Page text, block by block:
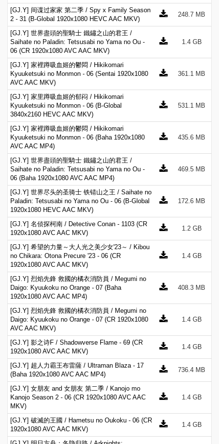
[GJ.Y] 间谍过家家 第二季 / Spy x Family Season
2 - 31 (B-Global 1920x1080 HEVC AAC MKV)
248.7 MB
[GJ.Y] 世界盡頭的聖騎士 鐵鏽之山的君王 /
Saihate no Paladin: Tetsusabi no Yama no Ou -
06 (CR 1920x1080 AVC AAC MKV)
1.4 GB
[GJ.Y] 家裡蹲吸血姬的鬱悶 / Hikikomari
Kyuuketsuki no Monmon - 06 (Sentai 1920x1080
AVC AAC MKV)
361.1 MB
[GJ.Y] 家里蹲吸血姬的郁闷 / Hikikomari
Kyuuketsuki no Monmon - 06 (B-Global
3840x2160 HEVC AAC MKV)
531.1 MB
[GJ.Y] 家裡蹲吸血姬的鬱悶 / Hikikomari
Kyuuketsuki no Monmon - 06 (Baha 1920x1080
AVC AAC MP4)
435.6 MB
[GJ.Y] 世界盡頭的聖騎士 鐵鏽之山的君王 /
Saihate no Paladin: Tetsusabi no Yama no Ou -
06 (Baha 1920x1080 AVC AAC MP4)
469.5 MB
[GJ.Y] 世界尽头的圣骑士 铁锖山之王 / Saihate no
Paladin: Tetsusabi no Yama no Ou - 06 (B-Global
1920x1080 HEVC AAC MKV)
172.6 MB
[GJ.Y] 名侦探柯南 / Detective Conan - 1103 (CR
1920x1080 AVC AAC MKV)
1.2 GB
[GJ.Y] 希望的力量～大人光之美少女'23～ / Kibou
no Chikara: Otona Precure '23 - 06 (CR
1920x1080 AVC AAC MKV)
1.4 GB
[GJ.Y] 烈焰先鋒 救國的橘衣消防員 / Megumi no
Daigo: Kyuukoku no Orange - 07 (Baha
1920x1080 AVC AAC MP4)
408.3 MB
[GJ.Y] 烈焰先鋒 救國的橘衣消防員 / Megumi no
Daigo: Kyuukoku no Orange - 07 (CR 1920x1080
AVC AAC MKV)
1.4 GB
[GJ.Y] 影之诗F / Shadowverse Flame - 69 (CR
1920x1080 AVC AAC MKV)
1.4 GB
[GJ.Y] 超人力霸王布雷薩 / Ultraman Blaza - 17
(Baha 1920x1080 AVC AAC MP4)
736.4 MB
[GJ.Y] 女朋友 and 女朋友 第二季 / Kanojo mo
Kanojo Season 2 - 06 (CR 1920x1080 AVC AAC
MKV)
1.4 GB
[GJ.Y] 破滅的王國 / Hametsu no Oukoku - 06 (CR
1920x1080 AVC AAC MKV)
1.4 GB